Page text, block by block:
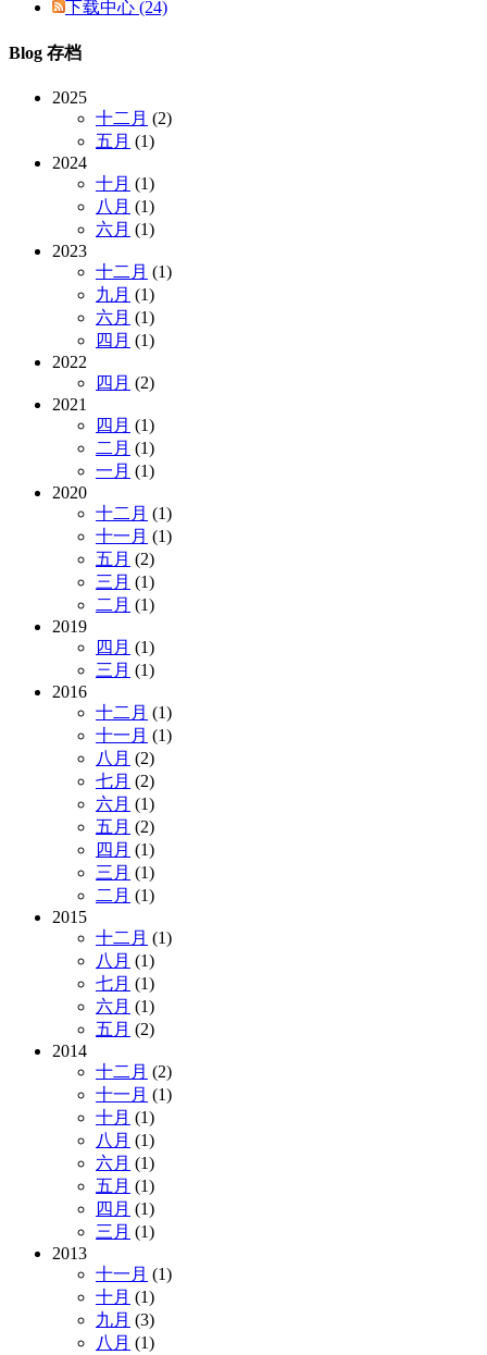
下载中心 (24)
Blog 存档
2025
十二月 (2)
五月 (1)
2024
十月 (1)
八月 (1)
六月 (1)
2023
十二月 (1)
九月 (1)
六月 (1)
四月 (1)
2022
四月 (2)
2021
四月 (1)
二月 (1)
一月 (1)
2020
十二月 (1)
十一月 (1)
五月 (2)
三月 (1)
二月 (1)
2019
四月 (1)
三月 (1)
2016
十二月 (1)
十一月 (1)
八月 (2)
七月 (2)
六月 (1)
五月 (2)
四月 (1)
三月 (1)
二月 (1)
2015
十二月 (1)
八月 (1)
七月 (1)
六月 (1)
五月 (2)
2014
十二月 (2)
十一月 (1)
十月 (1)
八月 (1)
六月 (1)
五月 (1)
四月 (1)
三月 (1)
2013
十一月 (1)
十月 (1)
九月 (3)
八月 (1)